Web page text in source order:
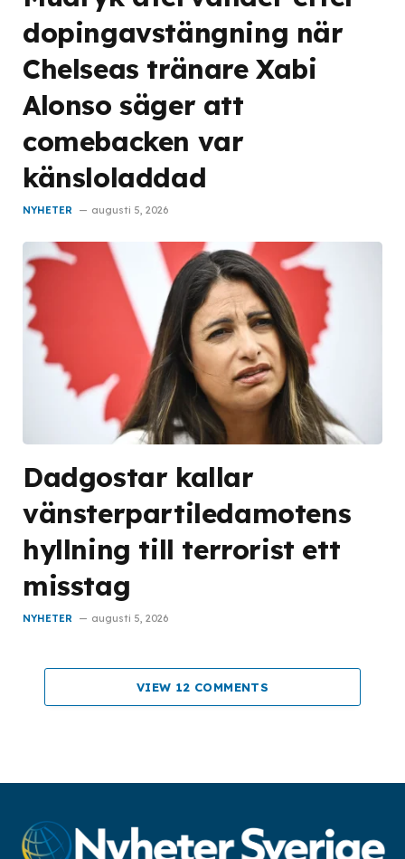
dopingavstängning när
Chelseas tränare Xabi
Alonso säger att
comebacken var
känsloladdad
NYHETER augusti 5, 2026
Dadgostar kallar
vänsterpartiledamotens
hyllning till terrorist ett
misstag
NYHETER augusti 5, 2026
VIEW 12 COMMENTS